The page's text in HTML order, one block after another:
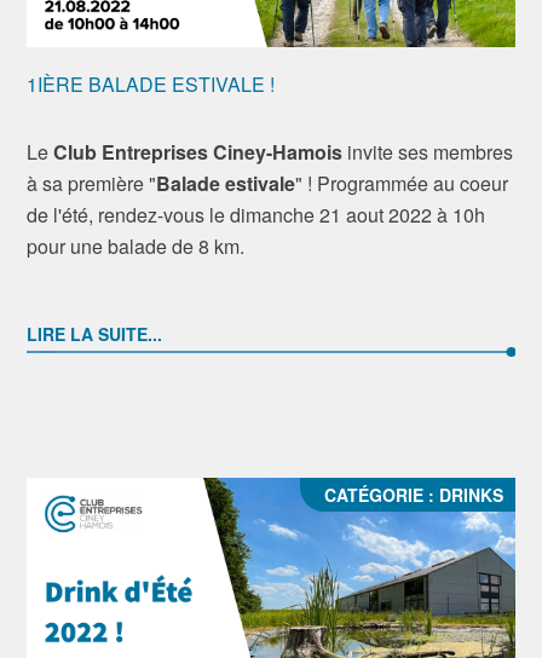
1IÈRE BALADE ESTIVALE !
LeClub Entreprises Ciney-Hamois invite ses membres
à sa première "Balade estivale" ! Programmée au coeur
de l'été, rendez-vous le dimanche 21 aout 2022 à 10h
pour une balade de 8 km.
LIRE LA SUITE...
CATÉGORIE : DRINKS